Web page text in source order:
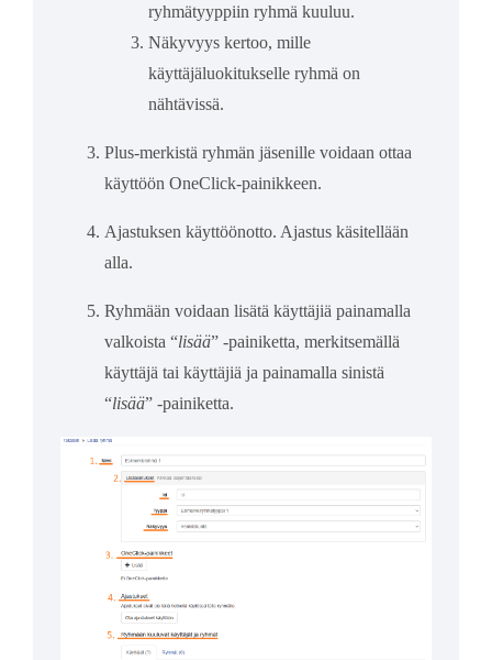
ryhmätyyppiin ryhmä kuuluu.
Näkyvyys kertoo, mille
käyttäjäluokitukselle ryhmä on
nähtävissä.
Plus-merkistä ryhmän jäsenille voidaan ottaa
käyttöön OneClick-painikkeen.
Ajastuksen käyttöönotto. Ajastus käsitellään
alla.
Ryhmään voidaan lisätä käyttäjiä painamalla
valkoista “lisää” -painiketta, merkitsemällä
käyttäjä tai käyttäjiä ja painamalla sinistä
“lisää” -painiketta.